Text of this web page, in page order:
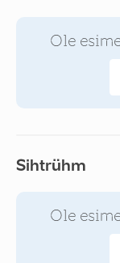
Ole
Sihtrühm
Ole